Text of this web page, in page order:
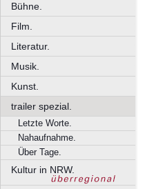
Bühne.
Film.
Literatur.
Musik.
Kunst.
trailer spezial.
Letzte Worte.
Nahaufnahme.
Über Tage.
Kultur in NRW.